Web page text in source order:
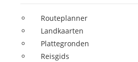
Routeplanner
Landkaarten
Plattegronden
Reisgids